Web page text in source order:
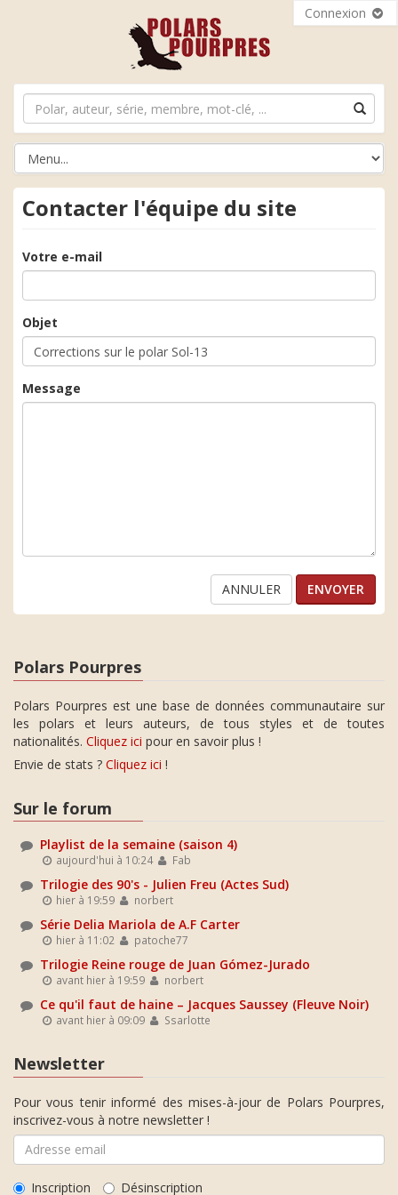
Connexion
Contacter l'équipe du site
Votre e-mail
Objet
Message
ANNULER
Polars Pourpres
Polars Pourpres est une base de données communautaire sur
les polars et leurs auteurs, de tous styles et de toutes
nationalités. Cliquez ici pour en savoir plus !
Envie de stats ? Cliquez ici !
Sur le forum
Playlist de la semaine (saison 4)
aujourd'hui à 10:24 Fab
Trilogie des 90's - Julien Freu (Actes Sud)
hier à 19:59 norbert
Série Delia Mariola de A.F Carter
hier à 11:02 patoche77
Trilogie Reine rouge de Juan Gómez-Jurado
avant hier à 19:59 norbert
Ce qu'il faut de haine – Jacques Saussey (Fleuve Noir)
avant hier à 09:09 Ssarlotte
Newsletter
Pour vous tenir informé des mises-à-jour de Polars Pourpres,
inscrivez-vous à notre newsletter !
Inscription Désinscription